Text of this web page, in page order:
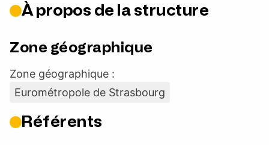
À propos de la structure
Zone géographique
Zone géographique :
Eurométropole de Strasbourg
Référents